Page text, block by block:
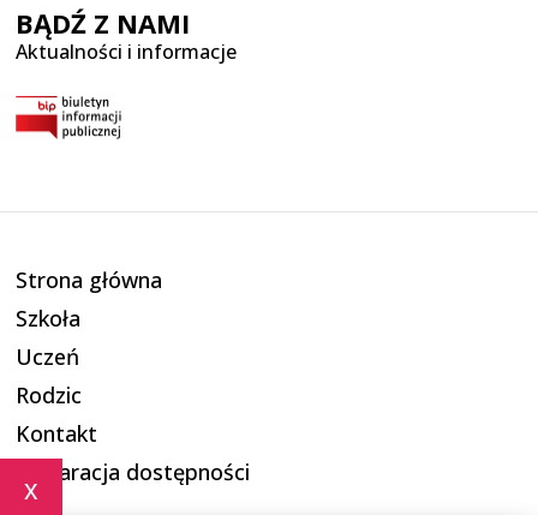
x
BĄDŹ Z NAMI
Aktualności i informacje
Strona główna
Szkoła
Uczeń
Rodzic
Kontakt
Deklaracja dostępności